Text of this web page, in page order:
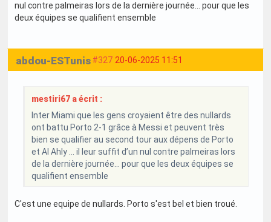
nul contre palmeiras lors de la dernière journée… pour que les
deux équipes se qualifient ensemble
#327 20-06-2025 11:51
abdou-ESTunis
mestiri67 a écrit :
Inter Miami que les gens croyaient être des nullards
ont battu Porto 2-1 grâce à Messi et peuvent très
bien se qualifier au second tour aux dépens de Porto
et Al Ahly … il leur suffit d’un nul contre palmeiras lors
de la dernière journée… pour que les deux équipes se
qualifient ensemble
C'est une equipe de nullards. Porto s'est bel et bien troué.